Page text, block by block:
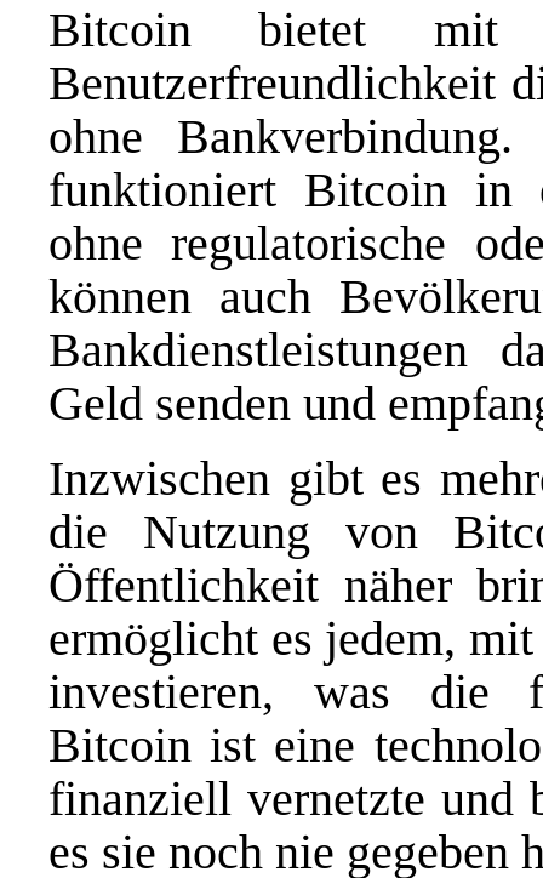
Bitcoin bietet mit
Benutzerfreundlichkeit
ohne
funktioniert Bitcoin in
ohne regulatorische
können auch
Bankdienstleistungen
Geld senden und
Inzwischen gibt es
die Nutzung von
Öffentlichkeit näher
ermöglicht es jedem,
investieren, was die
Bitcoin ist eine
finanziell vernetzte und
es sie noch nie gegeben